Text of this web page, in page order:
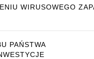
WIRUSOWEGO
PAŃSTWA